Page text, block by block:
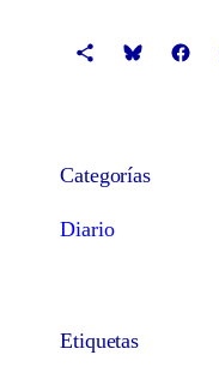
Categorías
Diario
Etiquetas